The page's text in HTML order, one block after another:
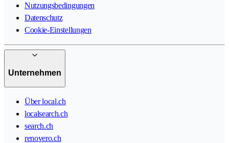
Nutzungsbedingungen
Datenschutz
Cookie-Einstellungen
Unternehmen
Über local.ch
localsearch.ch
search.ch
renovero.ch